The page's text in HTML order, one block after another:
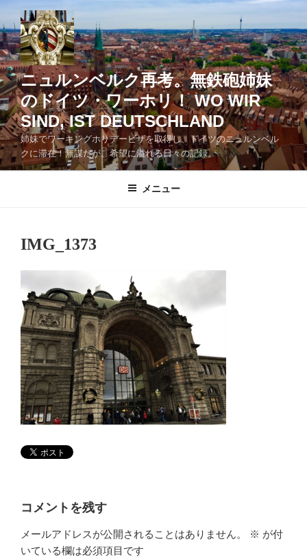
コ
ン
テ
ン
ツ
へ
ス
キ
ッ
プ
ニュルンベルク再考。無鉄砲姉妹
のドイツ・ワーホリ！ WO WIR
SIND, IST DEUTSCHLAND
姉妹でワーキングホリデービザを取得し、ドイツのニュルンベル
クに滞在！無謀だが、希望に溢れる日々の記録。
メニュー
IMG_1373
コメントを残す
メールアドレスが公開されることはありません。 ※ が付
いている欄は必須項目です